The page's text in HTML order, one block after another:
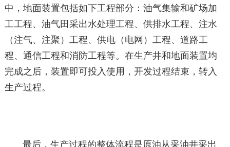
中，地面装置包括如下工程部分：油气集输和矿场加
工工程、油气田采出水处理工程、供排水工程、注水
（注气、注聚）工程、供电（电网）工程、道路工
程、通信工程和消防工程等。在生产井和地面装置均
完成之后，装置即可投入使用，开发过程结束，转入
生产过程。
最后，生产过程的整体流程是原油从采油井采出